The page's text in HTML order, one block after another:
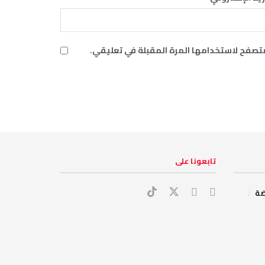
لاستخدامها المرة المقبلة في تعليقي.
‏تابعونا على